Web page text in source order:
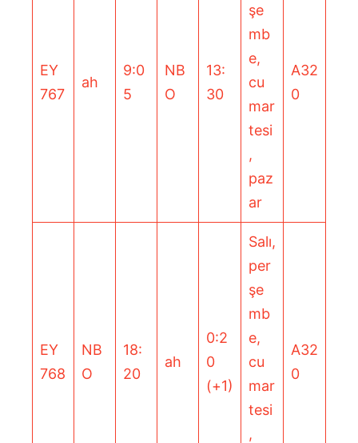
EY
767
ah
9:0
5
NB
O
13:
30
şe
mb
e,
cu
mar
tesi
,
paz
ar
A32
0
EY
768
NB
O
18:
20
ah
0:2
0
(+1)
Salı,
per
şe
mb
e,
cu
mar
tesi
,
A32
0